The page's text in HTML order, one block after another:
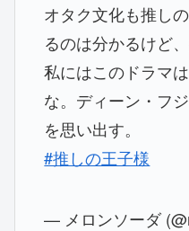
オタク文化も推し
るのは分かるけど
私にはこのドラマ
な。ディーン・フ
を思い出す。
#推しの王子様
— メロンソーダ